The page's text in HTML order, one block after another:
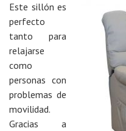
Este sillón es
perfecto
tanto para
relajarse
como
personas con
problemas de
movilidad.
Gracias a